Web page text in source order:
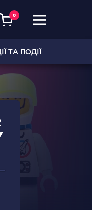
0
ТА ПОДІЇ